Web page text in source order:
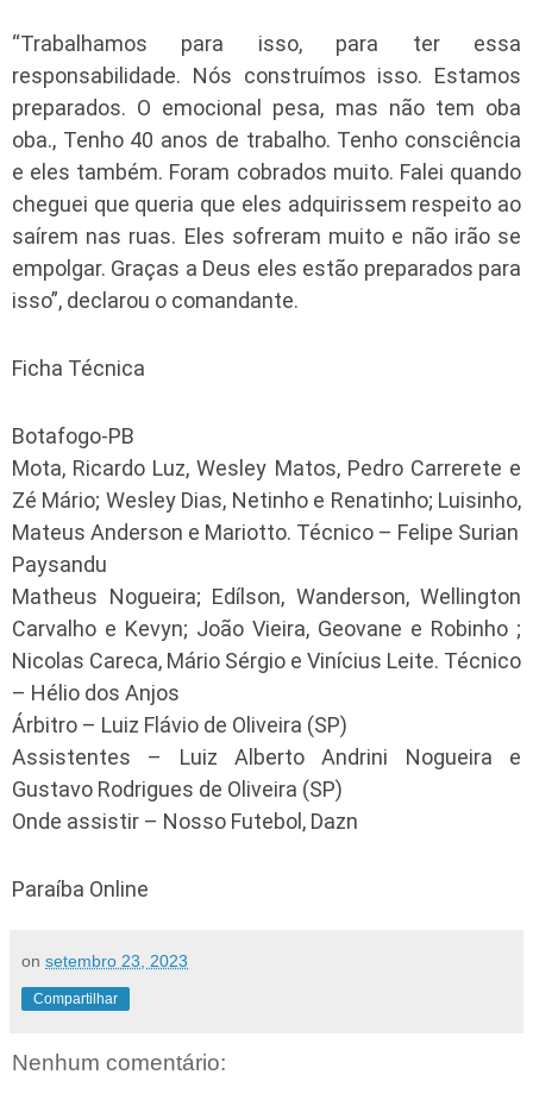
“Trabalhamos para isso, para ter essa
responsabilidade. Nós construímos isso. Estamos
preparados. O emocional pesa, mas não tem oba
oba., Tenho 40 anos de trabalho. Tenho consciência
e eles também. Foram cobrados muito. Falei quando
cheguei que queria que eles adquirissem respeito ao
saírem nas ruas. Eles sofreram muito e não irão se
empolgar. Graças a Deus eles estão preparados para
isso”, declarou o comandante.
Ficha Técnica
Botafogo-PB
Mota, Ricardo Luz, Wesley Matos, Pedro Carrerete e
Zé Mário; Wesley Dias, Netinho e Renatinho; Luisinho,
Mateus Anderson e Mariotto. Técnico – Felipe Surian
Paysandu
Matheus Nogueira; Edílson, Wanderson, Wellington
Carvalho e Kevyn; João Vieira, Geovane e Robinho ;
Nicolas Careca, Mário Sérgio e Vinícius Leite. Técnico
– Hélio dos Anjos
Árbitro – Luiz Flávio de Oliveira (SP)
Assistentes – Luiz Alberto Andrini Nogueira e
Gustavo Rodrigues de Oliveira (SP)
Onde assistir – Nosso Futebol, Dazn
Paraíba Online
on setembro 23, 2023
Compartilhar
Nenhum comentário: